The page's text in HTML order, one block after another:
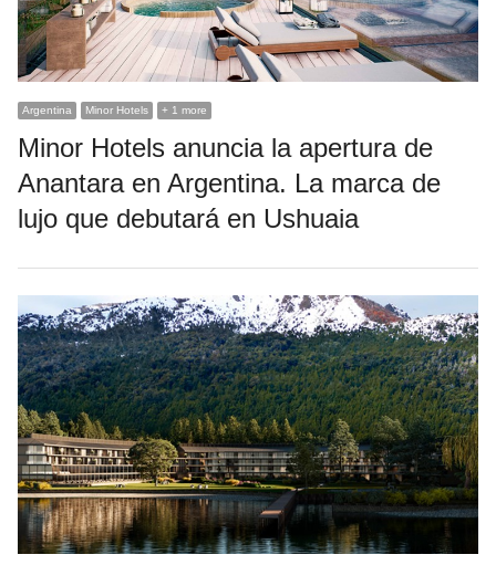
Argentina Minor Hotels + 1 more
Minor Hotels anuncia la apertura de
Anantara en Argentina. La marca de
lujo que debutará en Ushuaia